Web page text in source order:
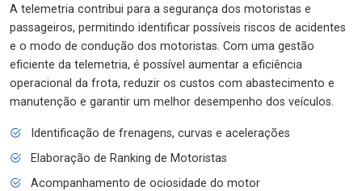
A telemetria contribui para a segurança dos motoristas e
passageiros, permitindo identificar possíveis riscos de acidentes
e o modo de condução dos motoristas. Com uma gestão
eficiente da telemetria, é possível aumentar a eficiência
operacional da frota, reduzir os custos com abastecimento e
manutenção e garantir um melhor desempenho dos veículos.
Identificação de frenagens, curvas e acelerações
Elaboração de Ranking de Motoristas
Acompanhamento de ociosidade do motor